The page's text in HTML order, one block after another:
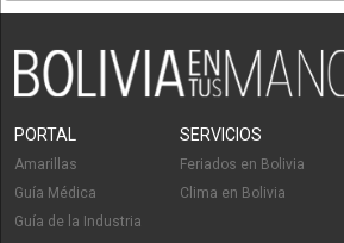
PORTAL
Amarillas
Guía Médica
Guía de la Industria
SERVICIOS
Feriados en Bolivia
Clima en Bolivia